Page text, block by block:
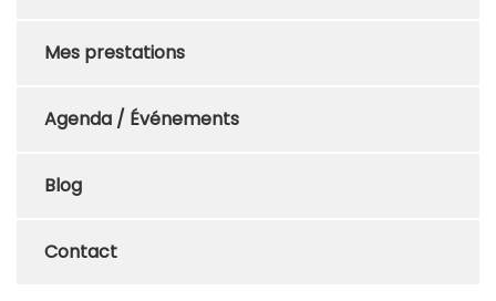
Mes prestations
Agenda / Événements
Blog
Contact